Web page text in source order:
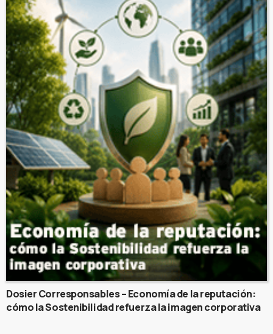
Dosier Corresponsables – Economía de la reputación:
cómo la Sostenibilidad refuerza la imagen corporativa